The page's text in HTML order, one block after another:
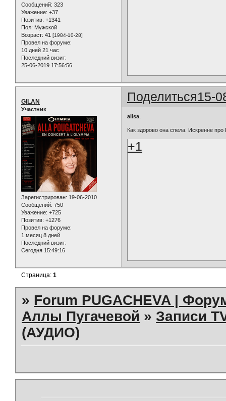
Сообщений: 323
Уважение: +37
Позитив: +1341
Пол: Мужской
Возраст: 41 [1984-10-28]
Провел на форуме:
10 дней 21 час
Последний визит:
25-06-2019 17:56:56
Поделиться15-
GILAN
Участник
Зарегистрирован: 19-06-2010
Сообщений: 750
Уважение: +725
Позитив: +1276
Провел на форуме:
1 месяц 8 дней
Последний визит:
Сегодня 15:49:16
alisa
Как здорово она спела. Искренне
+1
Страница:1
» Forum PUGACHEVA |
Аллы Пугачевой »Записи
(АУДИО)